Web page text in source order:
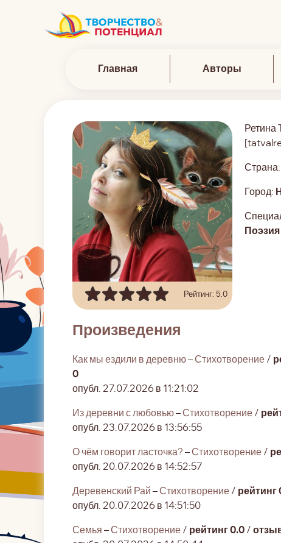
Главная Авторы
Рейтинг: 5.0
Ретина
Страна:
Город:
Поэзия
Произведения
Как мы ездили в деревню–Стихотворение /
0
опубл. 27.07.2026 в 11:21:02
Из деревни с любовью–Стихотворение /
опубл. 23.07.2026 в 13:56:55
О чём говорит ласточка? –Стихотворение /
опубл. 20.07.2026 в 14:52:57
Деревенский Рай –Стихотворение / рейтинг
опубл. 20.07.2026 в 14:51:50
Семья –Стихотворение / рейтинг 0.0 /